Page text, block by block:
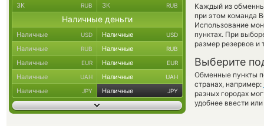
Каждый из
при этом команда
Использование
пунктах. При
размер резервов и
Выберите
Обменные пункты
странах, например:
разных городах
удобнее ввести
ЗК RUB ЗК RUB
Наличные деньги
Наличные USD Наличные USD
Наличные RUB Наличные RUB
Наличные EUR Наличные EUR
Наличные UAH Наличные UAH
Наличные JPY Наличные JPY